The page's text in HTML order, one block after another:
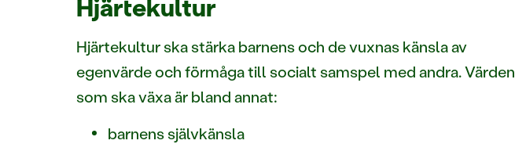
Hjärtekultur
Hjärtekultur ska stärka barnens och de vuxnas känsla av
egenvärde och förmåga till socialt samspel med andra. Värden
som ska växa är bland annat:
barnens självkänsla